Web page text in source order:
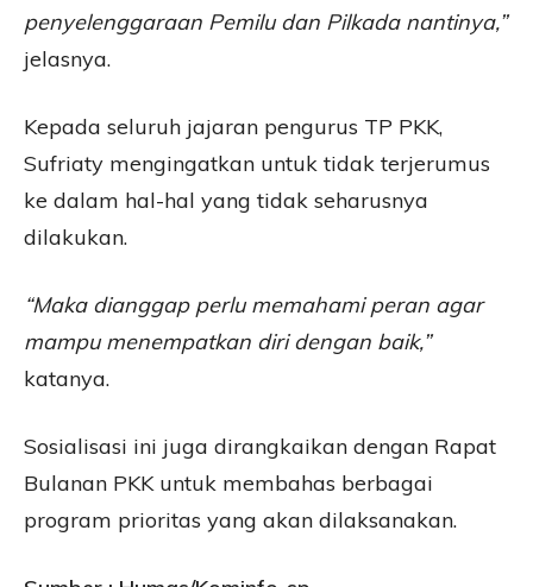
penyelenggaraan Pemilu dan Pilkada nantinya,”
jelasnya.
Kepada seluruh jajaran pengurus TP PKK,
Sufriaty mengingatkan untuk tidak terjerumus
ke dalam hal-hal yang tidak seharusnya
dilakukan.
“Maka dianggap perlu memahami peran agar
mampu menempatkan diri dengan baik,”
katanya.
Sosialisasi ini juga dirangkaikan dengan Rapat
Bulanan PKK untuk membahas berbagai
program prioritas yang akan dilaksanakan.